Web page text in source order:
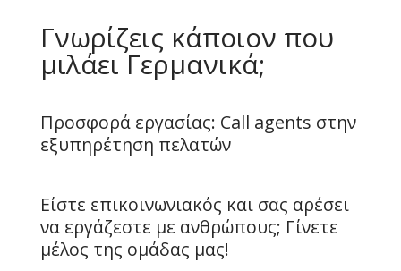
Γνωρίζεις κάποιον που
μιλάει Γερμανικά;
Προσφορά εργασίας: Call agents στην
εξυπηρέτηση πελατών
Είστε επικοινωνιακός και σας αρέσει
να εργάζεστε με ανθρώπους; Γίνετε
μέλος της ομάδας μας!